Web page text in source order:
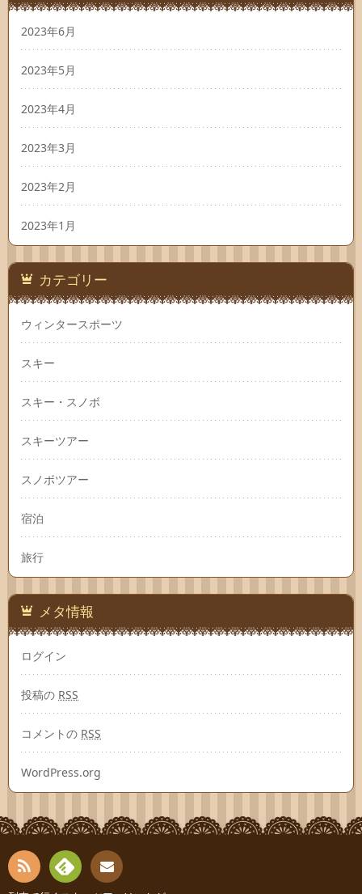
2023年6月
2023年5月
2023年4月
2023年3月
2023年2月
2023年1月
カテゴリー
ウィンタースポーツ
スキー
スキー・スノボ
スキーツアー
スノボツアー
宿泊
旅行
メタ情報
ログイン
投稿の RSS
コメントの RSS
WordPress.org